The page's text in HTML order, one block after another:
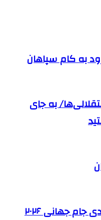
به کام سپاهان
به جای
جام جهانی ۲۰۲۶